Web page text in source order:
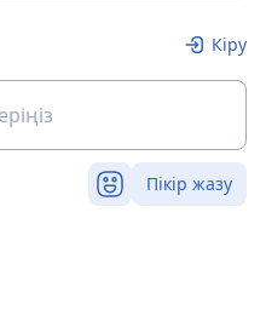
Кіру
Пікір жазу